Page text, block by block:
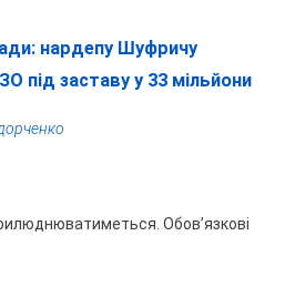
нардепу Шуфричу
під заставу у 33 мільйони
Обов’язкові